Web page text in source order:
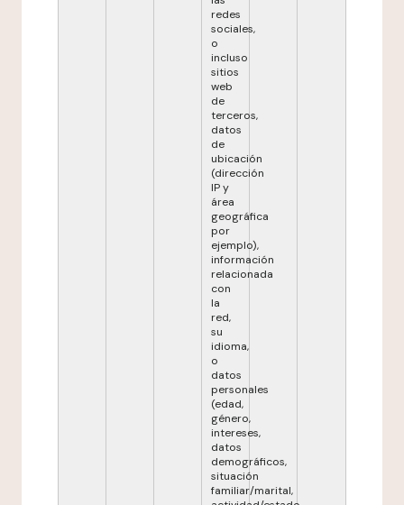
redes
sociales,
o
incluso
sitios
web
de
terceros,
datos
de
ubicación
(dirección
IP y
área
geográfica
por
ejemplo),
información
relacionada
con
la
red,
su
idioma,
o
datos
personales
(edad,
género,
intereses,
datos
demográficos,
situación
familiar/marital,